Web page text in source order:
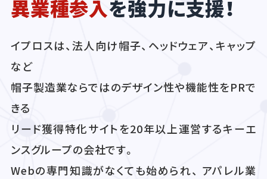
異業種参入を強力に支援！
イプロスは、法人向け帽子、ヘッドウェア、キャップ
など
帽子製造業ならではのデザイン性や機能性をPRで
きる
リード獲得特化サイトを20年以上運営するキーエ
ンスグループの会社です。
Webの専門知識がなくても始められ、 アパレル業